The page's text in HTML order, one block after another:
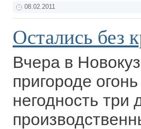
08.02.2011
Остались без
Вчера в
пригороде
негодность три